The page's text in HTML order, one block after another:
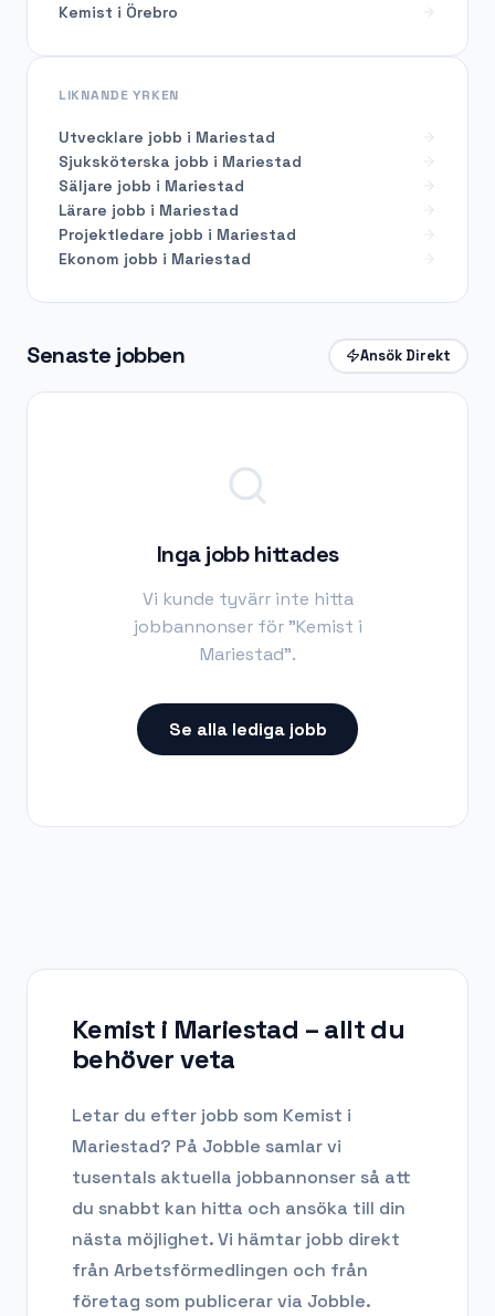
Senaste jobben Ansök Direkt
Inga jobb hittades
Vi kunde tyvärr inte hitta
jobbannonser för "Kemist i
Mariestad".
Se alla lediga jobb
Kemist i Örebro
LIKNANDE YRKEN
Utvecklare jobb i Mariestad
Sjuksköterska jobb i Mariestad
Säljare jobb i Mariestad
Lärare jobb i Mariestad
Projektledare jobb i Mariestad
Ekonom jobb i Mariestad
Kemist i Mariestad – allt du
behöver veta
Letar du efter jobb som Kemist i
Mariestad? På Jobble samlar vi
tusentals aktuella jobbannonser så att
du snabbt kan hitta och ansöka till din
nästa möjlighet. Vi hämtar jobb direkt
från Arbetsförmedlingen och från
företag som publicerar via Jobble.